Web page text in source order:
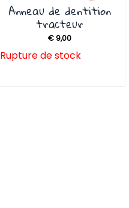
Anneau de dentition
tracteur
€9,00
Rupture de stock